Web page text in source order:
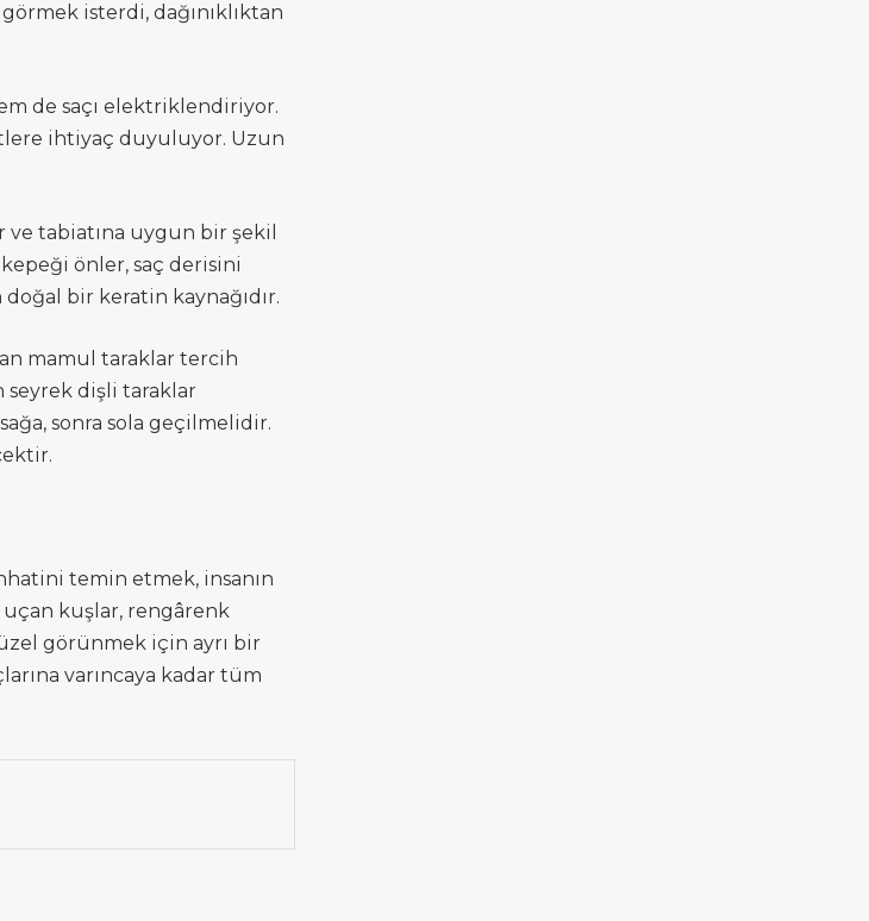
görmek isterdi, dağınıklıktan
de saçı elektriklendiriyor.
ihtiyaç duyuluyor. Uzun
tabiatına uygun bir şekil
önler, saç derisini
bir keratin kaynağıdır.
mamul taraklar tercih
seyrek dişli taraklar
sonra sola geçilmelidir.
temin etmek, insanın
uçan kuşlar, rengârenk
görünmek için ayrı bir
varıncaya kadar tüm